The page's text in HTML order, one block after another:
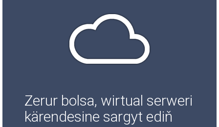
Zerur bolsa, wirtual serweri
kärendesine sargyt ediň